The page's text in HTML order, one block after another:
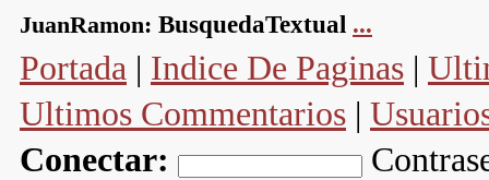
JuanRamon: BusquedaTextual ...
Portada | Indice De Paginas |
Ultimos Commentarios |
Conectar: